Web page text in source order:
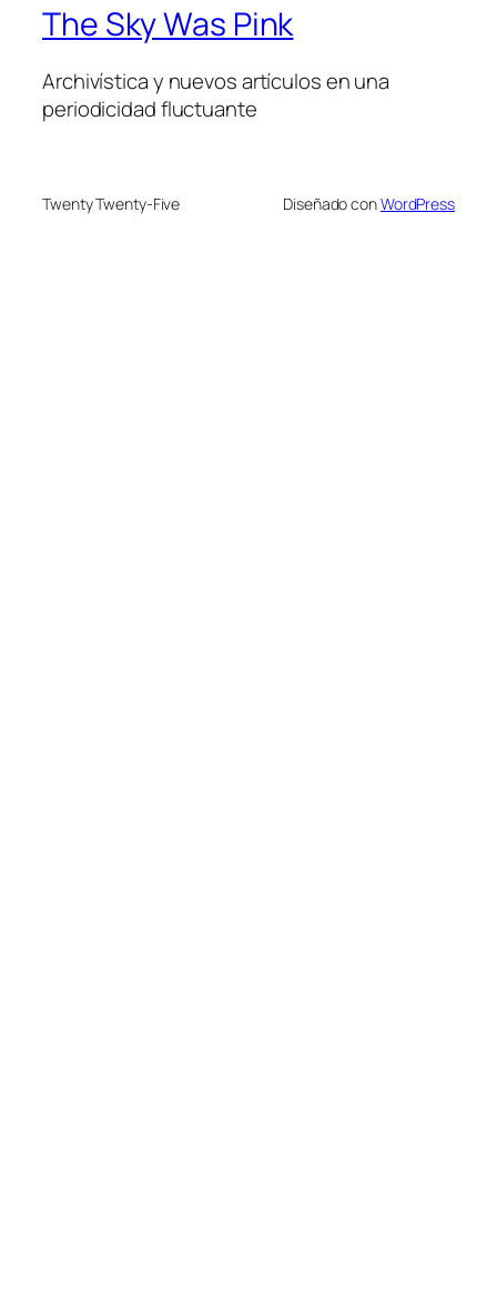
The Sky Was Pink
Archivística y nuevos artículos en una
periodicidad fluctuante
Twenty Twenty-Five Diseñado conWordPress